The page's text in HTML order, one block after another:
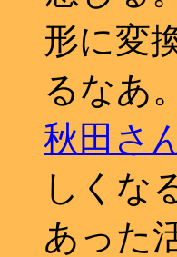
形に変
るなあ
秋田さ
しくな
あった